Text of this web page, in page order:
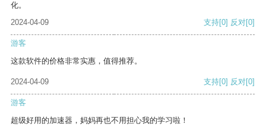
化。
2024-04-09
支持[0] 反对[0]
游客
这款软件的价格非常实惠，值得推荐。
2024-04-09 支持[0] 反对[0]
游客
超级好用的加速器，妈妈再也不用担心我的学习啦！